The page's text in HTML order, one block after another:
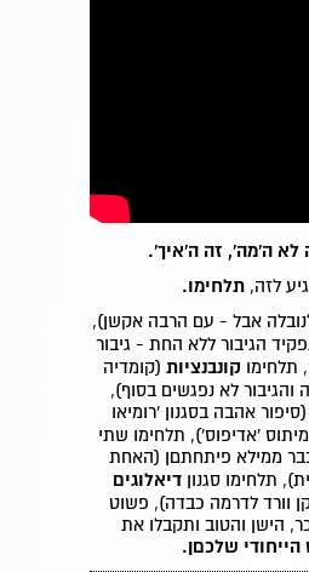
לא ה'מה', זה ה'איך'.
לזה,תלחימו.
אבל - עם הרבה אקשן),
הגיבור ללא החת - גיבור
תלחימו קונבנציות (קומדיה
והגיבור לא נפגשים בסוף),
(סיפור אהבה בסגנון 'רומיאו
'אדיפוס'), תלחימו שתי
ממילא פיתחתםן (האחת
תלחימו סגנוןדיאלוגים
וורד לדרמה כבדה), פשוט
הישן והטוב ותקבלו את
שלכםן.